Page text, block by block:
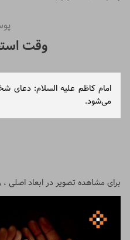
گزارش تصویری| مراسم
گزارش تصویری| مراسم
وقت
امام کاظم علیه السلام: دعای
می‌شود.
برای مشاهده تصویر در ابعاد اصلی ،